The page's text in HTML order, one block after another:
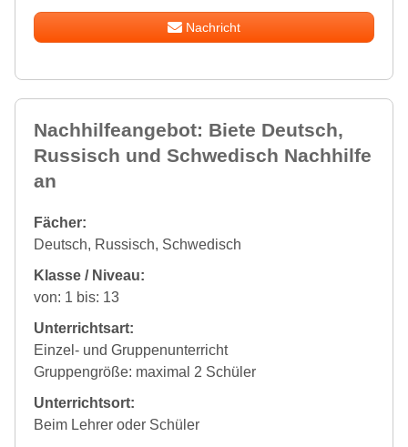
Nachricht
Nachhilfeangebot: Biete Deutsch,
Russisch und Schwedisch Nachhilfe
an
Fächer:
Deutsch, Russisch, Schwedisch
Klasse / Niveau:
von: 1 bis: 13
Unterrichtsart:
Einzel- und Gruppenunterricht
Gruppengröße: maximal 2 Schüler
Unterrichtsort:
Beim Lehrer oder Schüler